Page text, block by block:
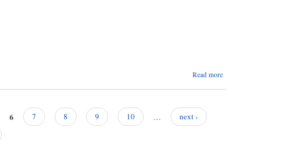
Read more
6 7 8 9 10 …
next ›